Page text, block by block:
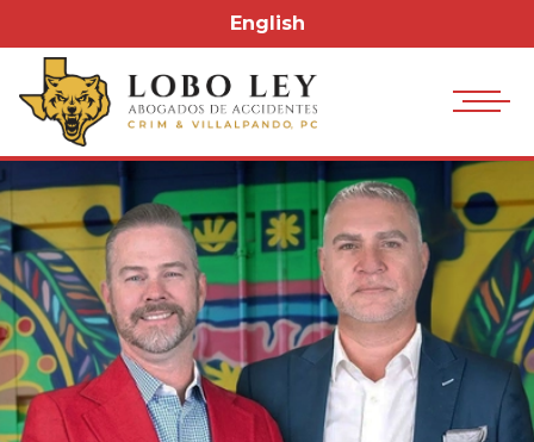
English